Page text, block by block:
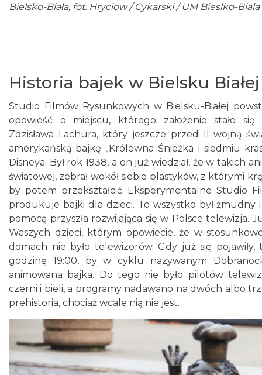
Bielsko-Biała, fot. Hryciow / Cykarski / UM Bieslko-Biala
Historia bajek w Bielsku Białej
Studio Filmów Rysunkowych w Bielsku-Białej
opowieść o miejscu, którego założenie stało się
Zdzisława Lachura, który jeszcze przed II wojną
amerykańską bajkę „Królewna Śnieżka i siedmiu
Disneya. Był rok 1938, a on już wiedział, że w takich
światowej, zebrał wokół siebie plastyków, z którymi
by potem przekształcić Eksperymentalne Studio
produkuje bajki dla dzieci. To wszystko był żmudny
pomocą przyszła rozwijająca się w Polsce telewizja.
Waszych dzieci, którym opowiecie, że w
domach nie było telewizorów. Gdy już się
godzinę 19:00, by w cyklu nazywanym
animowana bajka. Do tego nie było pilotów
czerni i bieli, a programy nadawano na dwóch albo
prehistoria, chociaż wcale nią nie jest.